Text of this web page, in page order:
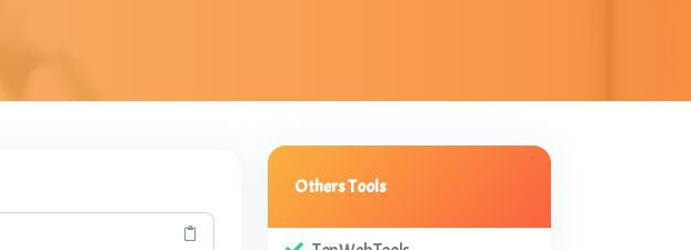
Others Tools